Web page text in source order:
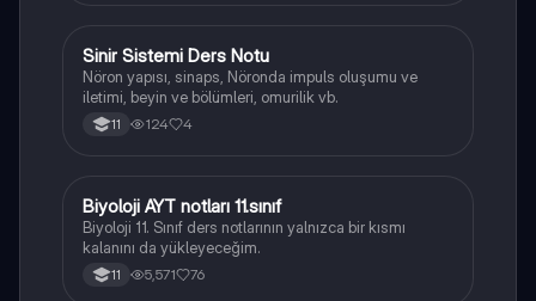
Biyoloji
Sinir Sistemi Ders Notu
Nöron yapısı, sinaps, Nöronda impuls oluşumu ve
iletimi, beyin ve bölümleri, omurilik vb.
11 124 4
Biyoloji
Biyoloji AYT notları 11.sınıf
Biyoloji 11. Sınıf ders notlarının yalnızca bir kısmı
kalanını da yükleyeceğim.
11 5,571 76